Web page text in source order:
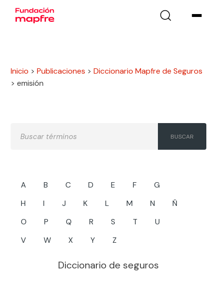
Inicio >Publicaciones >Diccionario Mapfre de Seguros
>emisión
A B C D E F
G
H
I J K L M N
Ñ
O
P Q R S T
U
V
W X Y Z
Diccionario de seguros